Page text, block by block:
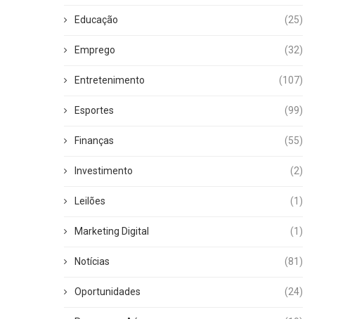
Educação (25)
Emprego (32)
Entretenimento (107)
Esportes (99)
Finanças (55)
Investimento (2)
Leilões (1)
Marketing Digital (1)
Notícias (81)
Oportunidades (24)